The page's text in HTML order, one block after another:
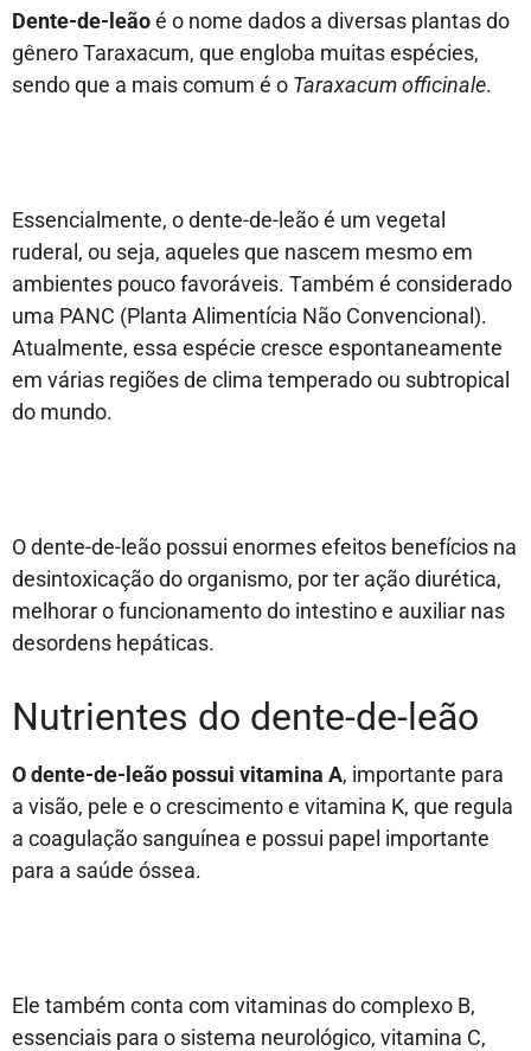
Dente-de-leãoé o nome dados a diversas plantas do
gênero Taraxacum, que engloba muitas espécies,
sendo que a mais comum é o Taraxacum officinale.
Essencialmente, o dente-de-leão é um vegetal
ruderal, ou seja, aqueles que nascem mesmo em
ambientes pouco favoráveis. Também é considerado
uma PANC (Planta Alimentícia Não Convencional).
Atualmente, essa espécie cresce espontaneamente
em várias regiões de clima temperado ou subtropical
do mundo.
O dente-de-leão possui enormes efeitos benefícios na
desintoxicação do organismo, por ter ação diurética,
melhorar o funcionamento do intestino e auxiliar nas
desordens hepáticas.
Nutrientes do dente-de-leão
O dente-de-leão possui vitamina A, importante para
a visão, pele e o crescimento e vitamina K, que regula
a coagulação sanguínea e possui papel importante
para a saúde óssea.
Ele também conta com vitaminas do complexo B,
essenciais para o sistema neurológico, vitamina C,